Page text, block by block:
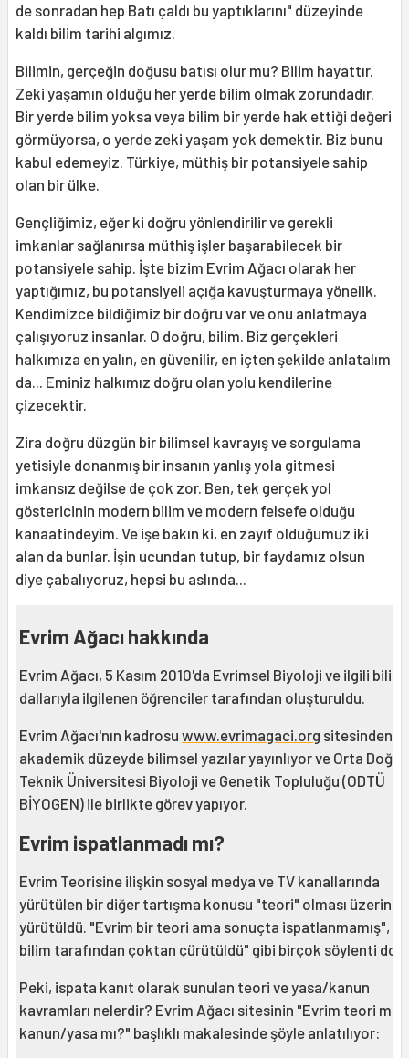
de sonradan hep Batı çaldı bu yaptıklarını" düzeyinde
kaldı bilim tarihi algımız.
Bilimin, gerçeğin doğusu batısı olur mu? Bilim hayattır.
Zeki yaşamın olduğu her yerde bilim olmak zorundadır.
Bir yerde bilim yoksa veya bilim bir yerde hak ettiği değeri
görmüyorsa, o yerde zeki yaşam yok demektir. Biz bunu
kabul edemeyiz. Türkiye, müthiş bir potansiyele sahip
olan bir ülke.
Gençliğimiz, eğer ki doğru yönlendirilir ve gerekli
imkanlar sağlanırsa müthiş işler başarabilecek bir
potansiyele sahip. İşte bizim Evrim Ağacı olarak her
yaptığımız, bu potansiyeli açığa kavuşturmaya yönelik.
Kendimizce bildiğimiz bir doğru var ve onu anlatmaya
çalışıyoruz insanlar. O doğru, bilim. Biz gerçekleri
halkımıza en yalın, en güvenilir, en içten şekilde anlatalım
da... Eminiz halkımız doğru olan yolu kendilerine
çizecektir.
Zira doğru düzgün bir bilimsel kavrayış ve sorgulama
yetisiyle donanmış bir insanın yanlış yola gitmesi
imkansız değilse de çok zor. Ben, tek gerçek yol
göstericinin modern bilim ve modern felsefe olduğu
kanaatindeyim. Ve işe bakın ki, en zayıf olduğumuz iki
alan da bunlar. İşin ucundan tutup, bir faydamız olsun
diye çabalıyoruz, hepsi bu aslında...
Evrim Ağacı hakkında
Evrim Ağacı, 5 Kasım 2010'da Evrimsel Biyoloji ve ilgili bilim
dallarıyla ilgilenen öğrenciler tarafından oluşturuldu.
Evrim Ağacı'nın kadrosu www.evrimagaci.org sitesinden
akademik düzeyde bilimsel yazılar yayınlıyor ve Orta Doğu
Teknik Üniversitesi Biyoloji ve Genetik Topluluğu (ODTÜ
BİYOGEN) ile birlikte görev yapıyor.
Evrim ispatlanmadı mı?
Evrim Teorisine ilişkin sosyal medya ve TV kanallarında
yürütülen bir diğer tartışma konusu "teori" olması
yürütüldü. "Evrim bir teori ama sonuçta ispatlanmamış",
bilim tarafından çoktan çürütüldü" gibi birçok söylenti
Peki, ispata kanıt olarak sunulan teori ve yasa/kanun
kavramları nelerdir? Evrim Ağacı sitesinin "Evrim teori mi,
kanun/yasa mı?" başlıklı makalesinde şöyle anlatılıyor: